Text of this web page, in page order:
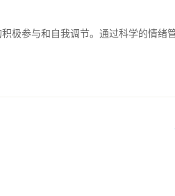
极参与和自我调节。通过科学的情